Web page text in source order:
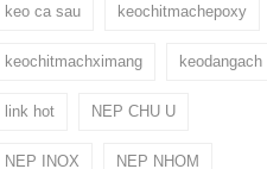
keo ca sau keochitmachepoxy
keochitmachximang keodangach
link hot NEP CHU U
NEP INOX NEP NHOM